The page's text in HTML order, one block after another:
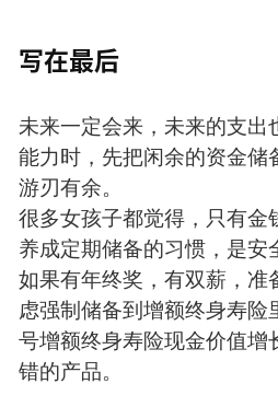
写在最后
未来一定会来，未来的支出
能力时，先把闲余的资金储
游刃有余。
很多女孩子都觉得，只有金
养成定期储备的习惯，是安
如果有年终奖，有双薪，准
虑强制储备到增额终身寿
号增额终身寿险现金价值增
错的产品。